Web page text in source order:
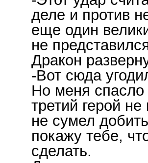
деле и против
еще один
не
Дракон
-Вот сюда
Но меня спасло
третий герой
не сумел
покажу тебе,
сделать.